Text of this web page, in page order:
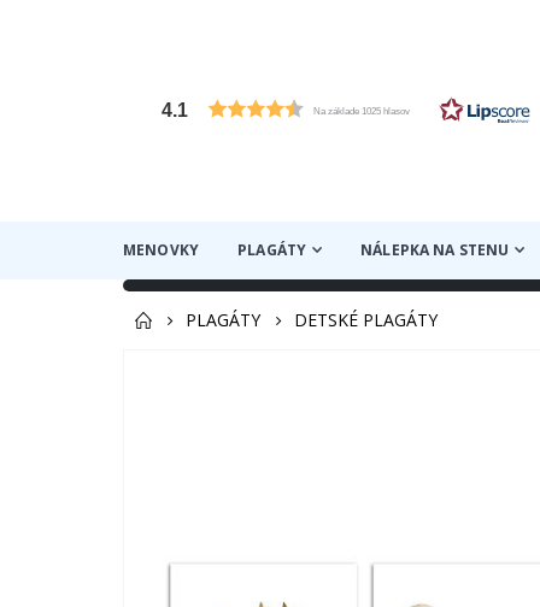
4.1 Na základe 1025 hlasov
MENOVKY PLAGÁTY NÁLEPKA NA STENU
PLAGÁTY
DETSKÉ PLAGÁTY